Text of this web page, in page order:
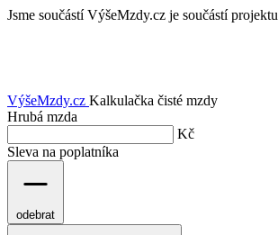
Jsme součástí VýšeMzdy.cz je součástí projektu
VýšeMzdy.cz Kalkulačka čisté mzdy
Hrubá mzda
Kč
Sleva na poplatníka
odebrat